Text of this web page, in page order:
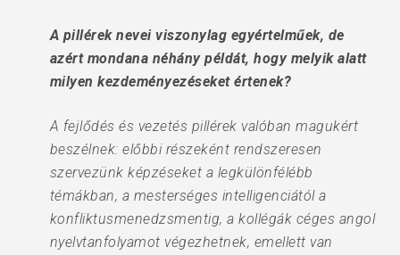
A pillérek nevei viszonylag egyértelműek, de
azért mondana néhány példát, hogy melyik alatt
milyen kezdeményezéseket értenek?
A fejlődés és vezetés pillérek valóban magukért
beszélnek: előbbi részeként rendszeresen
szervezünk képzéseket a legkülönfélébb
témákban, a mesterséges intelligenciától a
konfliktusmenedzsmentig, a kollégák céges angol
nyelvtanfolyamot végezhetnek, emellett van